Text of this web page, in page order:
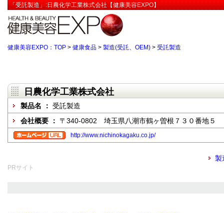
「受託製造」:日農化学工業株式会社【健康美容EXPO】
健康美容EXPO：TOP > 健康食品 > 製造(受託、OEM) > 受託製造
日農化学工業株式会社
製品名 ： 受託製造
会社概要 ： 〒340-0802 埼玉県八潮市鶴ヶ曽根７３０番地５
http://www.nichinokagaku.co.jp/
製
PRサイト